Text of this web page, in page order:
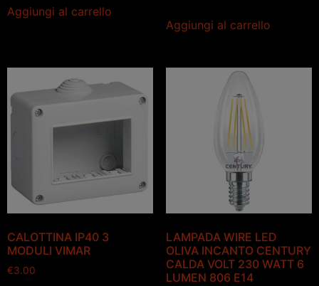
Aggiungi al carrello
Aggiungi al carrello
CALOTTINA IP40 3
MODULI VIMAR
€3.00
LAMPADA WIRE LED
OLIVA INCANTO CENTURY
CALDA VOLT 230 WATT 6
LUMEN 806 E14